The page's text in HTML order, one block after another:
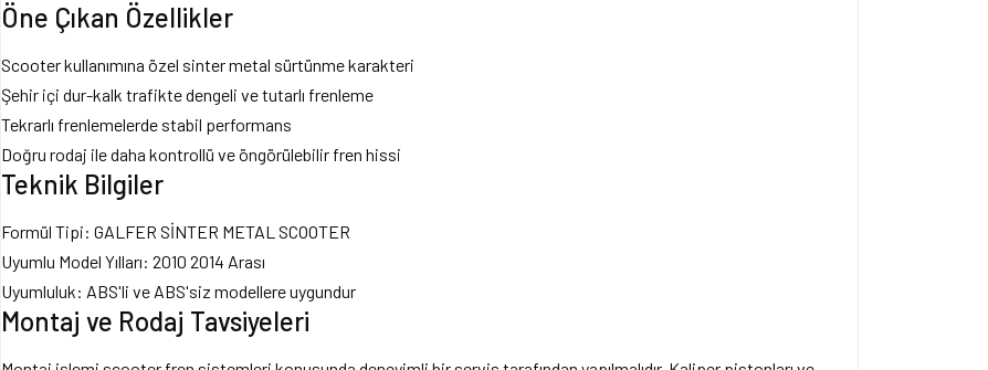
Öne Çıkan Özellikler
Scooter kullanımına özel sinter metal sürtünme karakteri
Şehir içi dur-kalk trafikte dengeli ve tutarlı frenleme
Tekrarlı frenlemelerde stabil performans
Doğru rodaj ile daha kontrollü ve öngörülebilir fren hissi
Teknik Bilgiler
Formül Tipi: GALFER SİNTER METAL SCOOTER
Uyumlu Model Yılları: 2010 2014 Arası
Uyumluluk: ABS'li ve ABS'siz modellere uygundur
Montaj ve Rodaj Tavsiyeleri